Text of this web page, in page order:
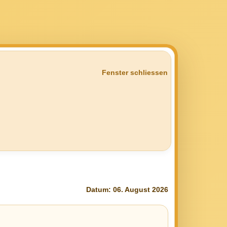
Fenster schliessen
Datum: 06. August 2026